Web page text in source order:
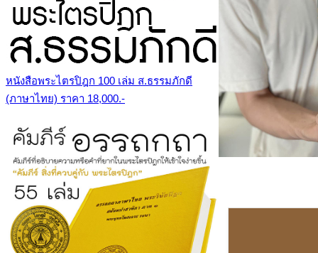
หนังสือพระไตรปิฎก 100 เล่ม ส.ธรรมภักดี
(ภาษาไทย) ราคา 18,000.-